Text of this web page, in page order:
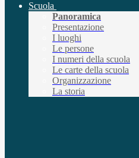
Scuola
Panoramica
Presentazione
I luoghi
Le persone
I numeri della scuola
Le carte della scuola
Organizzazione
La storia